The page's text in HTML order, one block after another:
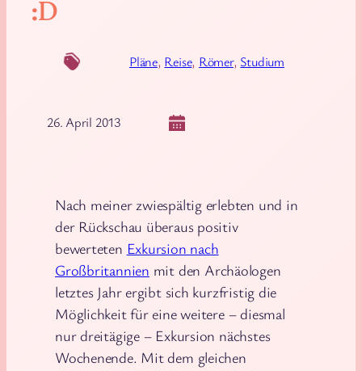
:D
26. April 2013
Pläne, Reise, Römer, Studium
Nach meiner zwiespältig erlebten und in
der Rückschau überaus positiv
bewerteten Exkursion nach
Großbritannien mit den Archäologen
letztes Jahr ergibt sich kurzfristig die
Möglichkeit für eine weitere – diesmal
nur dreitägige – Exkursion nächstes
Wochenende. Mit dem gleichen